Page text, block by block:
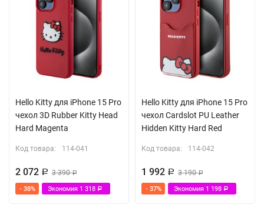
Hello Kitty для iPhone 15 Pro
чехол 3D Rubber Kitty Head
Hard Magenta
Код товара: 114-041
2 072 Р 3 390Р
- 38% Экономия 1 318 Р
Hello Kitty для iPhone 15 Pro
чехол Cardslot PU Leather
Hidden Kitty Hard Red
Код товара: 114-042
1 992 Р 3 190Р
- 37% Экономия 1 198 Р